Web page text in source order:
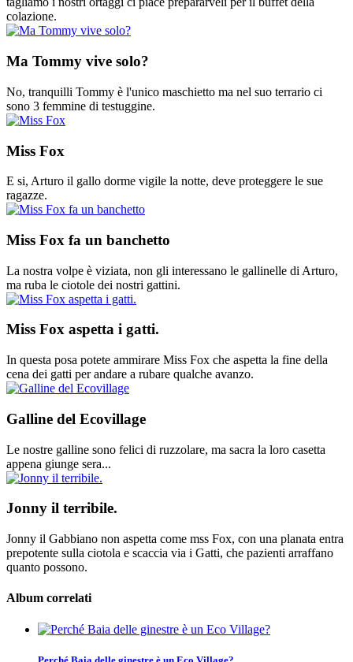
colazione.
Ma Tommy vive solo?
No, tranquilli Tommy è l'unico maschietto ma nel suo terrario ci
sono 3 femmine di testuggine.
Miss Fox
E si, Arturo il gallo dorme vigile la notte, deve proteggere le sue
ragazze.
Miss Fox fa un banchetto
La nostra volpe è viziata, non gli interessano le gallinelle di Arturo,
ma ruba le ciotole dei nostri gattini.
Miss Fox aspetta i gatti.
In questa posa potete ammirare Miss Fox che aspetta la fine della
cena dei gatti per andare a rubare qualche avanzo.
Galline del Ecovillage
Le nostre galline sono felici di ruzzolare, ma sacra la loro casetta
appena giunge sera...
Jonny il terribile.
Jonny il Gabbiano non aspetta come mss Fox, con una planata entra
prepotente sulla ciotola e scaccia via i Gatti, che pazienti arraffano
quanto possono.
Album correlati